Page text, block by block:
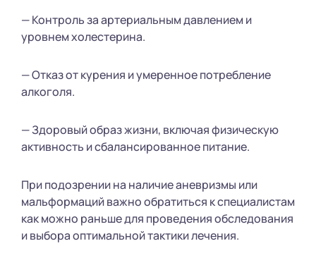
— Контроль за артериальным давлением и
уровнем холестерина.
— Отказ от курения и умеренное потребление
алкоголя.
— Здоровый образ жизни, включая физическую
активность и сбалансированное питание.
При подозрении на наличие аневризмы или
мальформаций важно обратиться к специалистам
как можно раньше для проведения обследования
и выбора оптимальной тактики лечения.